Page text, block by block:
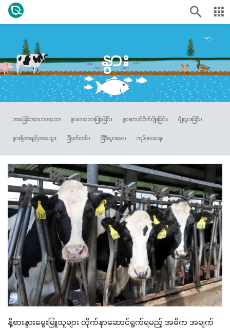
နွား
အခြေခံအာဟာရဗေဒ နွားကလေးပြုစုခြင်း နွားစာပင်စိုက်ပျိုးခြင်း မျိုးပွားခြင်း
နွားနို့အရည်အသွေး ခြံမှတ်တမ်း ခြံစီးပွားရေး ကျန်းမာရေး
နို့စားနွားမွေးမြူသူများ လိုက်နာဆောင်ရွက်ရမည့် အဓိက အချက်